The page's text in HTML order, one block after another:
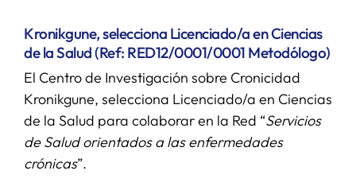
GRUPOS DE INVESTIGACIÓN
PROYECTOS/COLABORACIONES
SERVICIOS
Kronikgune, selecciona Licenciado/a en Ciencias
de la Salud (Ref: RED12/0001/0001 Metodólogo)
El Centro de Investigación sobre Cronicidad
Kronikgune, selecciona Licenciado/a en Ciencias
de la Salud para colaborar en la Red “Servicios
de Salud orientados a las enfermedades
crónicas”.